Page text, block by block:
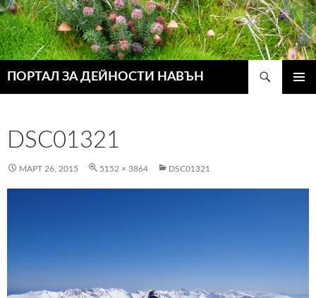
ПОРТАЛ ЗА ДЕЙНОСТИ НАВЪН
DSC01321
МАРТ 26, 2015 5152 × 3864 DSC01321